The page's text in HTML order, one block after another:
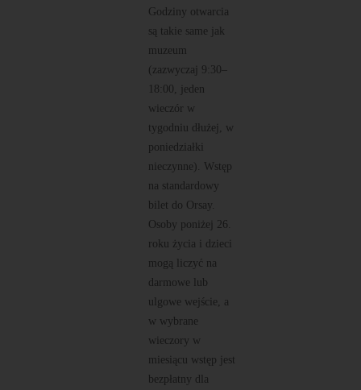
Godziny otwarcia
są takie same jak
muzeum
(zazwyczaj 9:30–
18:00, jeden
wieczór w
tygodniu dłużej, w
poniedziałki
nieczynne). Wstęp
na standardowy
bilet do Orsay.
Osoby poniżej 26.
roku życia i dzieci
mogą liczyć na
darmowe lub
ulgowe wejście, a
w wybrane
wieczory w
miesiącu wstęp jest
bezpłatny dla